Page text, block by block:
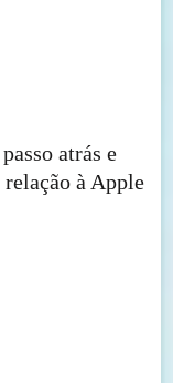
atrás e
à Apple